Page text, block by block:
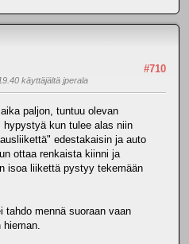
#710
käyttäjältä jperala
paljon, tuntuu olevan
kun tulee alas niin
edestakaisin ja auto
ottaa renkaista kiinni ja
isoa liikettä pystyy tekemään
tahdo mennä suoraan vaan